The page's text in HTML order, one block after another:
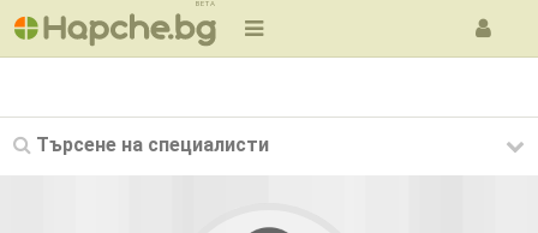
BETA
Търсене на специалисти